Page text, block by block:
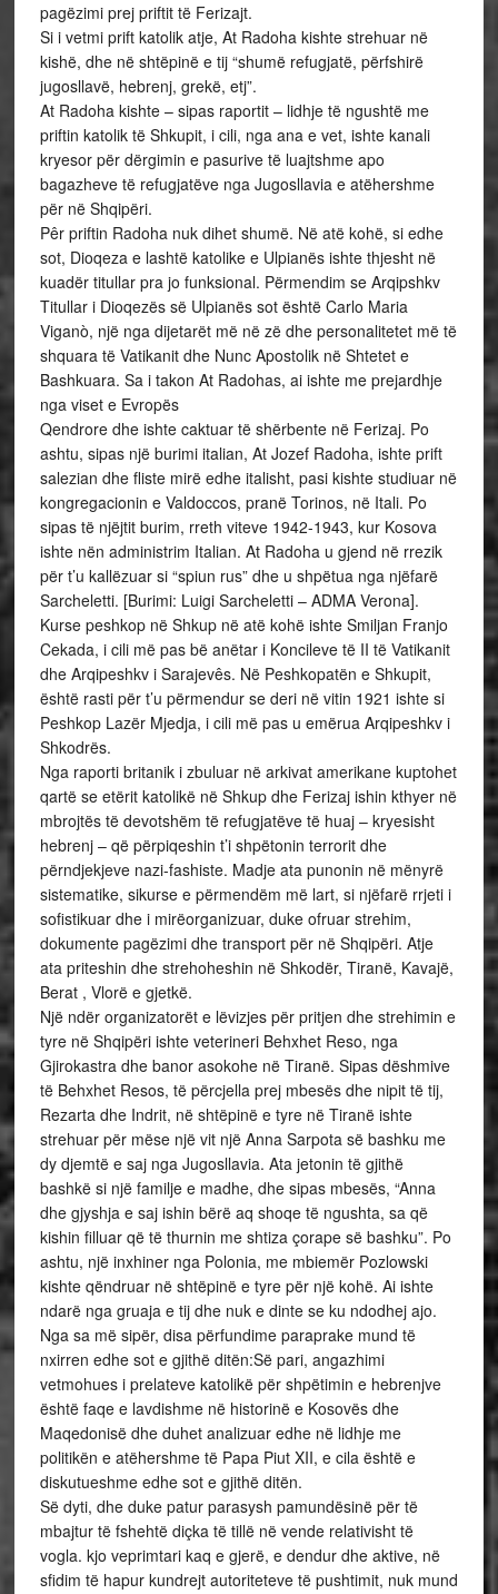
pagëzimi prej priftit të Ferizajt.
Si i vetmi prift katolik atje, At Radoha kishte strehuar në
kishë, dhe në shtëpinë e tij “shumë refugjatë, përfshirë
jugosllavë, hebrenj, grekë, etj”.
At Radoha kishte – sipas raportit – lidhje të ngushtë me
priftin katolik të Shkupit, i cili, nga ana e vet, ishte kanali
kryesor për dërgimin e pasurive të luajtshme apo
bagazheve të refugjatëve nga Jugosllavia e atëhershme
për në Shqipëri.
Pêr priftin Radoha nuk dihet shumë. Në atë kohë, si edhe
sot, Dioqeza e lashtë katolike e Ulpianës ishte thjesht në
kuadër titullar pra jo funksional. Përmendim se Arqipshkv
Titullar i Dioqezës së Ulpianës sot është Carlo Maria
Viganò, një nga dijetarët më në zë dhe personalitetet më të
shquara të Vatikanit dhe Nunc Apostolik në Shtetet e
Bashkuara. Sa i takon At Radohas, ai ishte me prejardhje
nga viset e Evropës
Qendrore dhe ishte caktuar të shërbente në Ferizaj. Po
ashtu, sipas një burimi italian, At Jozef Radoha, ishte prift
salezian dhe fliste mirë edhe italisht, pasi kishte studiuar në
kongregacionin e Valdoccos, pranë Torinos, në Itali. Po
sipas të njëjtit burim, rreth viteve 1942-1943, kur Kosova
ishte nën administrim Italian. At Radoha u gjend në rrezik
për t’u kallëzuar si “spiun rus” dhe u shpëtua nga njëfarë
Sarcheletti. [Burimi: Luigi Sarcheletti – ADMA Verona].
Kurse peshkop në Shkup në atë kohë ishte Smiljan Franjo
Cekada, i cili më pas bë anëtar i Koncileve të II të Vatikanit
dhe Arqipeshkv i Sarajevês. Në Peshkopatën e Shkupit,
është rasti për t’u përmendur se deri në vitin 1921 ishte si
Peshkop Lazër Mjedja, i cili më pas u emërua Arqipeshkv i
Shkodrës.
Nga raporti britanik i zbuluar në arkivat amerikane kuptohet
qartë se etërit katolikë në Shkup dhe Ferizaj ishin kthyer në
mbrojtës të devotshëm të refugjatëve të huaj – kryesisht
hebrenj – që përpiqeshin t’i shpëtonin terrorit dhe
përndjekjeve nazi-fashiste. Madje ata punonin në mënyrë
sistematike, sikurse e përmendëm më lart, si njëfarë rrjeti i
sofistikuar dhe i mirëorganizuar, duke ofruar strehim,
dokumente pagëzimi dhe transport për në Shqipëri. Atje
ata priteshin dhe strehoheshin në Shkodër, Tiranë, Kavajë,
Berat , Vlorë e gjetkë.
Një ndër organizatorët e lëvizjes për pritjen dhe strehimin e
tyre në Shqipëri ishte veterineri Behxhet Reso, nga
Gjirokastra dhe banor asokohe në Tiranë. Sipas dëshmive
të Behxhet Resos, të përcjella prej mbesës dhe nipit të tij,
Rezarta dhe Indrit, në shtëpinë e tyre në Tiranë ishte
strehuar për mëse një vit një Anna Sarpota së bashku me
dy djemtë e saj nga Jugosllavia. Ata jetonin të gjithë
bashkë si një familje e madhe, dhe sipas mbesës, “Anna
dhe gjyshja e saj ishin bërë aq shoqe të ngushta, sa që
kishin filluar që të thurnin me shtiza çorape së bashku”. Po
ashtu, një inxhiner nga Polonia, me mbiemër Pozlowski
kishte qëndruar në shtëpinë e tyre për një kohë. Ai ishte
ndarë nga gruaja e tij dhe nuk e dinte se ku ndodhej ajo.
Nga sa më sipër, disa përfundime paraprake mund të
nxirren edhe sot e gjithë ditën:Së pari, angazhimi
vetmohues i prelateve katolikë për shpëtimin e hebrenjve
është faqe e lavdishme në historinë e Kosovës dhe
Maqedonisë dhe duhet analizuar edhe në lidhje me
politikën e atëhershme të Papa Piut XII, e cila është e
diskutueshme edhe sot e gjithë ditën.
Së dyti, dhe duke patur parasysh pamundësinë për të
mbajtur të fshehtë diçka të tillë në vende relativisht të
vogla. kjo veprimtari kaq e gjerë, e dendur dhe aktive, në
sfidim të hapur kundrejt autoriteteve të pushtimit, nuk mund